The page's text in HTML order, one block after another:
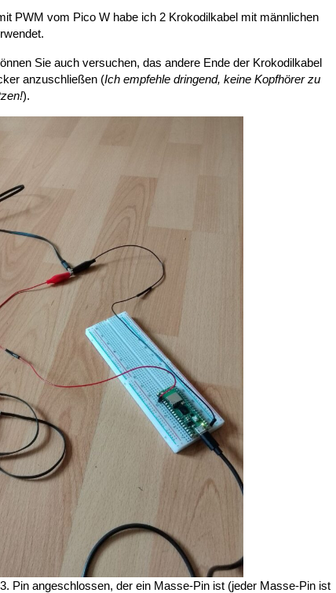
PWM vom Pico W habe ich 2 Krokodilkabel mit männlichen
Sie auch versuchen, das andere Ende der Krokodilkabel
anzuschließen (Ich empfehle dringend, keine Kopfhörer zu
).
Pin angeschlossen, der ein Masse-Pin ist (jeder Masse-Pin ist